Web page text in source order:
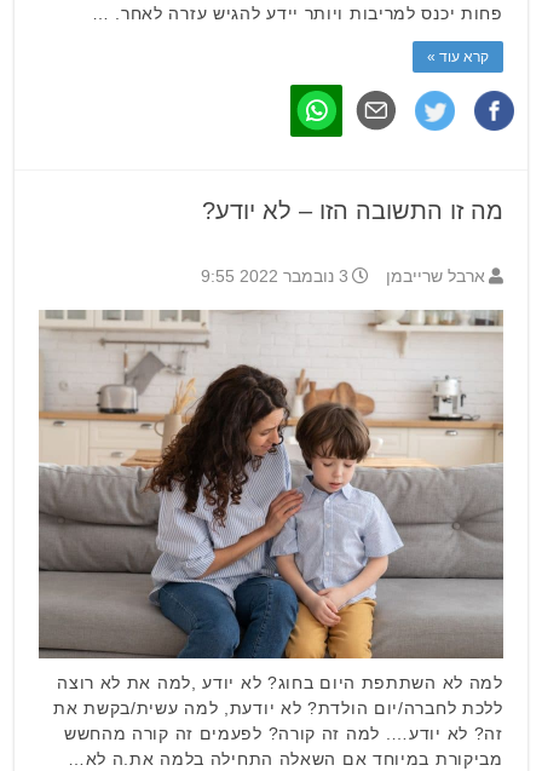
פחות יכנס למריבות ויותר יידע להגיש עזרה לאחר. …
קרא עוד »
מה זו התשובה הזו – לא יודע?
ארבל שרייבמן 3 נובמבר 2022 9:55
למה לא השתתפת היום בחוג? לא יודע ,למה את לא רוצה
ללכת לחברה/יום הולדת? לא יודעת, למה עשית/בקשת את
זה? לא יודע…. למה זה קורה? לפעמים זה קורה מהחשש
מביקורת במיוחד אם השאלה התחילה בלמה את.ה לא…